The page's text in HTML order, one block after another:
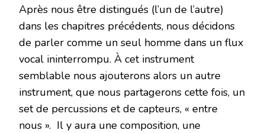
Après nous être distingués (l’un de l’autre)
dans les chapitres précédents, nous décidons
de parler comme un seul homme dans un flux
vocal ininterrompu. À cet instrument
semblable nous ajouterons alors un autre
instrument, que nous partagerons cette fois, un
set de percussions et de capteurs, « entre
nous ». Il y aura une composition, une